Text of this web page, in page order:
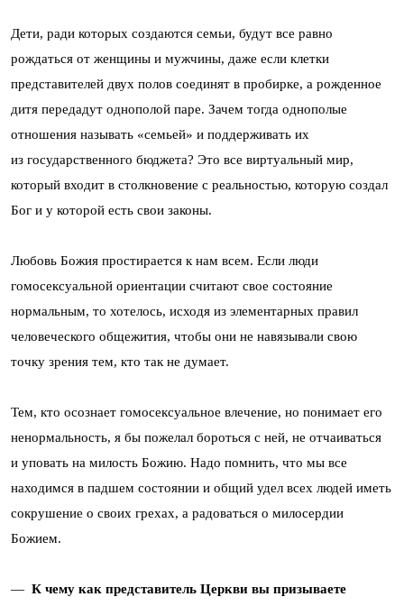
Дети, ради которых создаются семьи, будут все равно
рождаться от женщины и мужчины, даже если клетки
представителей двух полов соединят в пробирке, а рожденное
дитя передадут однополой паре. Зачем тогда однополые
отношения называть «семьей» и поддерживать их
из государственного бюджета? Это все виртуальный мир,
который входит в столкновение с реальностью, которую создал
Бог и у которой есть свои законы.
Любовь Божия простирается к нам всем. Если люди
гомосексуальной ориентации считают свое состояние
нормальным, то хотелось, исходя из элементарных правил
человеческого общежития, чтобы они не навязывали свою
точку зрения тем, кто так не думает.
Тем, кто осознает гомосексуальное влечение, но понимает его
ненормальность, я бы пожелал бороться с ней, не отчаиваться
и уповать на милость Божию. Надо помнить, что мы все
находимся в падшем состоянии и общий удел всех людей иметь
сокрушение о своих грехах, а радоваться о милосердии
Божием.
— К чему как представитель Церкви вы призываете